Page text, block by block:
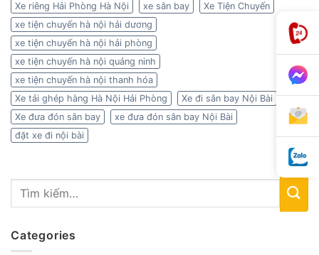
Xe riêng Hải Phòng Hà Nội
xe sân bay
Xe Tiện Chuyến
xe tiện chuyến hà nội hải dương
xe tiện chuyến hà nội hải phòng
xe tiện chuyến hà nội quảng ninh
xe tiện chuyến hà nội thanh hóa
Xe tải ghép hàng Hà Nội Hải Phòng
Xe đi sân bay Nội Bài
Xe đưa đón sân bay
xe đưa đón sân bay Nội Bài
đặt xe đi nội bài
Categories